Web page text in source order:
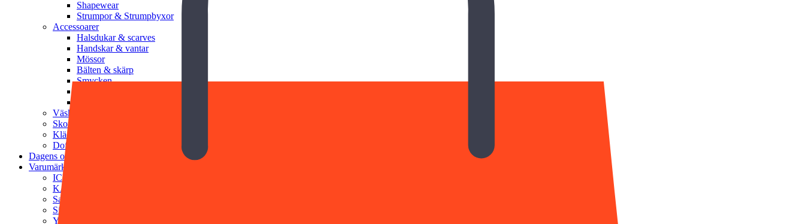
Shapewear
Strumpor & Strumpbyxor
Accessoarer
Halsdukar & scarves
Handskar & vantar
Mössor
Bälten & skärp
Smycken
Väskor
Skor
Klädvård
Doft & Kroppsvård
Dagens outfit
Varumärken
ICHI
KAFFE
Saint Tropez
Sisters Point
YAS